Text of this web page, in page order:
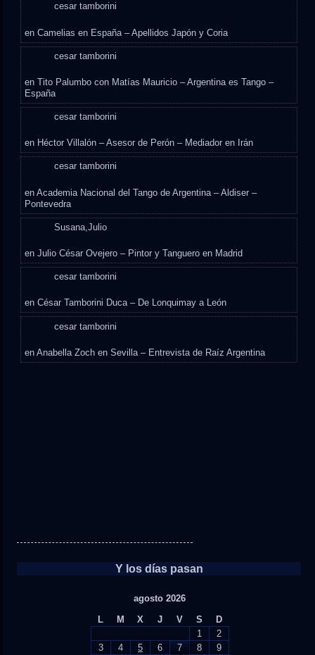
cesar tamborini
enCamelias en España – Apellidos Japón y Coria
cesar tamborini
enTito Palumbo con Matías Mauricio – Argentina es Tango –
España
cesar tamborini
en Héctor Villalón – Asesor de Perón – Mediador en Irán
cesar tamborini
enAcademia Nacional del Tango de Argentina – Aldiser –
Pontevedra
Susana,Julio
enJulio César Ovejero – Pintor y Tanguero en Madrid
cesar tamborini
enCésar Tamborini Duca – De Lonquimay a León
cesar tamborini
enAnabella Zoch en Sevilla – Entrevista de Raíz Argentina
Y los días pasan
agosto 2026
L
M X J V S
D
1
2
3
4 5 6 7 8
9